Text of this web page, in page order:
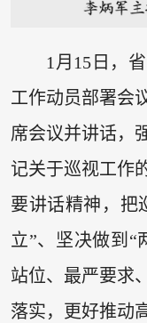
1月15日，
工作动员部署会
席会议并讲话，
记关于巡视工作
要讲话精神，把
立”、坚决做到“
站位、最严要求
落实，更好推动